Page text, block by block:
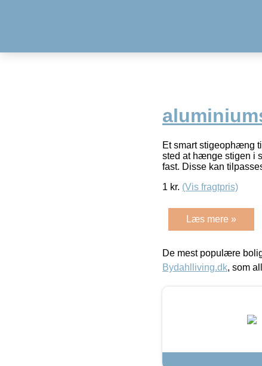
Et smart stigeophæng
sted at hænge stigen i
fast. Disse kan
1 kr. (Vis fragtpris)
Læs mere »
De mest populære
Bydahlliving.dk, som